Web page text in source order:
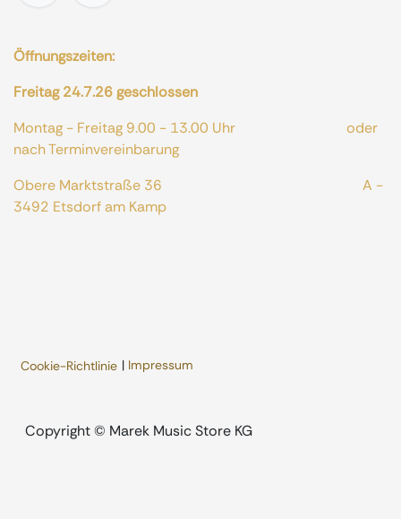
Öffnungszeiten:
Freitag 24.7.26 geschlossen
Montag - Freitag 9.00 - 13.00 Uhr oder
nach Terminvereinbarung
Obere Marktstraße 36 A -
3492 Etsdorf am Kamp
Cookie-Richtlinie | Impressum
​Copyright © Marek Music Store KG